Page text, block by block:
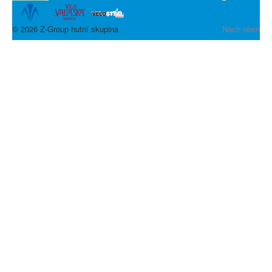
Nach oben
© 2026 Z-Group hutní skupina